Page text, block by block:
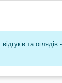
та оглядів -